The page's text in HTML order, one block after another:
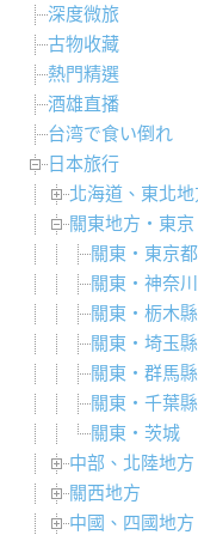
深度微旅
古物收藏
熱門精選
酒雄直播
台湾で食い倒れ
日本旅行
北海道、東北地
關東地方・東京
關東・東京都
關東・神奈
關東・栃木縣
關東・埼玉縣
關東・群馬縣
關東・千葉縣
關東・茨城
中部、北陸地方
關西地方
中國、四國地方